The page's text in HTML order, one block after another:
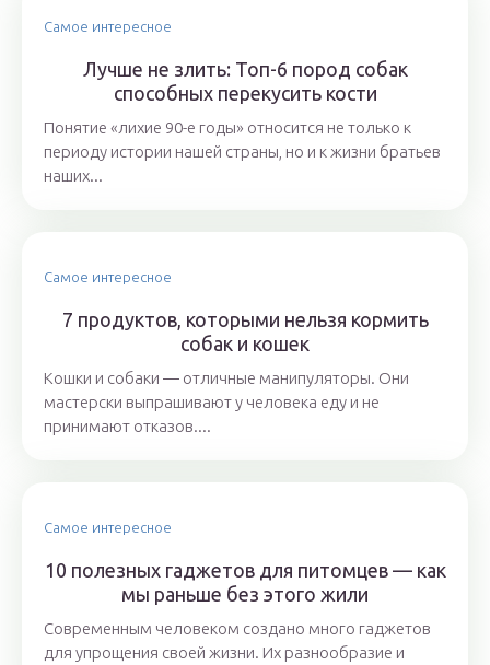
Самое интересное
Лучше не злить: Топ-6 пород собак
способных перекусить кости
Понятие «лихие 90-е годы» относится не только к
периоду истории нашей страны, но и к жизни братьев
наших...
Самое интересное
7 продуктов, которыми нельзя кормить
собак и кошек
Кошки и собаки ― отличные манипуляторы. Они
мастерски выпрашивают у человека еду и не
принимают отказов....
Самое интересное
10 полезных гаджетов для питомцев — как
мы раньше без этого жили
Современным человеком создано много гаджетов
для упрощения своей жизни. Их разнообразие и